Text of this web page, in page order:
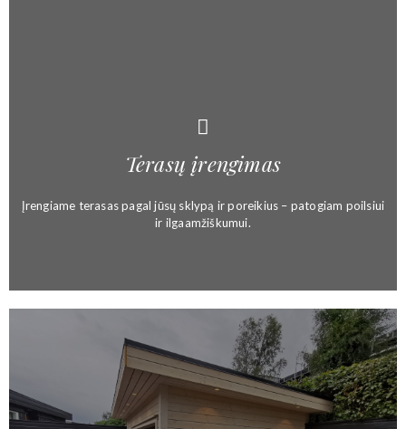
Terasų įrengimas
Įrengiame terasas pagal jūsų sklypą ir poreikius – patogiam poilsiui
ir ilgaamžiškumui.